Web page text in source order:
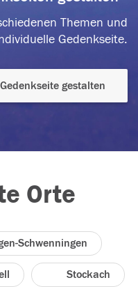
Themen und
Gedenkseite.
gestalten
Orte
Schwenningen
Stockach